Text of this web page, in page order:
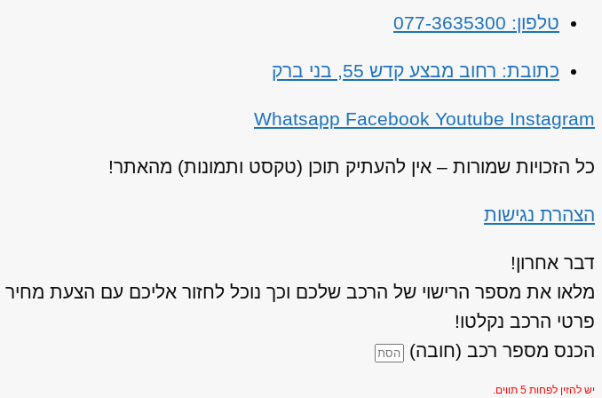
טלפון: 077-3635300
כתובת: רחוב מבצע קדש 55, בני ברק
Whatsapp Facebook Youtube Instagram
כל הזכויות שמורות – אין להעתיק תוכן (טקסט ותמונות) מהאתר!
הצהרת נגישות
דבר אחרון!
מלאו את מספר הרישוי של הרכב שלכם וכך נוכל לחזור אליכם עם הצעת מחיר
פרטי הרכב נקלטו!
הכנס מספר רכב (חובה)
יש להזין לפחות 5 תווים.